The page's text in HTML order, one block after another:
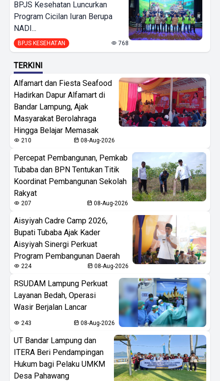
BPJS Kesehatan Luncurkan
Program Cicilan Iuran Berupa
NADI...
BPJS KESEHATAN 768
TERKINI
Alfamart dan Fiesta Seafood
Hadirkan Dapur Alfamart di
Bandar Lampung, Ajak
Masyarakat Berolahraga
Hingga Belajar Memasak
210 08-Aug-2026
Percepat Pembangunan, Pemkab
Tubaba dan BPN Tentukan Titik
Koordinat Pembangunan Sekolah
Rakyat
207 08-Aug-2026
Aisyiyah Cadre Camp 2026,
Bupati Tubaba Ajak Kader
Aisyiyah Sinergi Perkuat
Program Pembangunan Daerah
224 08-Aug-2026
RSUDAM Lampung Perkuat
Layanan Bedah, Operasi
Wasir Berjalan Lancar
243 08-Aug-2026
UT Bandar Lampung dan
ITERA Beri Pendampingan
Hukum bagi Pelaku UMKM
Desa Pahawang